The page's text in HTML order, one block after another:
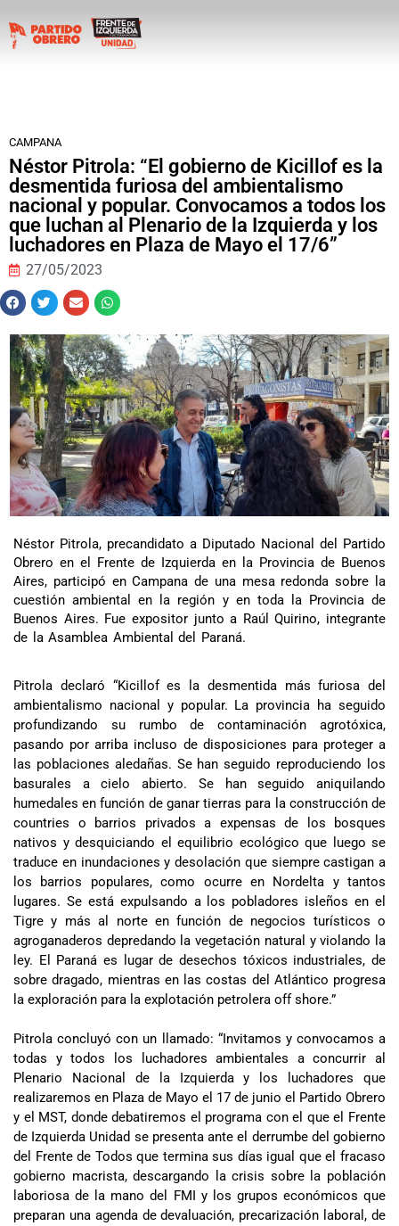
CAMPANA
Néstor Pitrola: “El gobierno de Kicillof es la
desmentida furiosa del ambientalismo
nacional y popular. Convocamos a todos los
que luchan al Plenario de la Izquierda y los
luchadores en Plaza de Mayo el 17/6”
27/05/2023
Néstor Pitrola, precandidato a Diputado Nacional del Partido
Obrero en el Frente de Izquierda en la Provincia de Buenos
Aires, participó en Campana de una mesa redonda sobre la
cuestión ambiental en la región y en toda la Provincia de
Buenos Aires. Fue expositor junto a Raúl Quirino, integrante
de la Asamblea Ambiental del Paraná.
Pitrola declaró “Kicillof es la desmentida más furiosa del
ambientalismo nacional y popular. La provincia ha seguido
profundizando su rumbo de contaminación agrotóxica,
pasando por arriba incluso de disposiciones para proteger a
las poblaciones aledañas. Se han seguido reproduciendo los
basurales a cielo abierto. Se han seguido aniquilando
humedales en función de ganar tierras para la construcción de
countries o barrios privados a expensas de los bosques
nativos y desquiciando el equilibrio ecológico que luego se
traduce en inundaciones y desolación que siempre castigan a
los barrios populares, como ocurre en Nordelta y tantos
lugares. Se está expulsando a los pobladores isleños en el
Tigre y más al norte en función de negocios turísticos o
agroganaderos depredando la vegetación natural y violando la
ley. El Paraná es lugar de desechos tóxicos industriales, de
sobre dragado, mientras en las costas del Atlántico progresa
la exploración para la explotación petrolera off shore.”
Pitrola concluyó con un llamado: “Invitamos y convocamos a
todas y todos los luchadores ambientales a concurrir al
Plenario Nacional de la Izquierda y los luchadores que
realizaremos en Plaza de Mayo el 17 de junio el Partido Obrero
y el MST, donde debatiremos el programa con el que el Frente
de Izquierda Unidad se presenta ante el derrumbe del gobierno
del Frente de Todos que termina sus días igual que el fracaso
gobierno macrista, descargando la crisis sobre la población
laboriosa de la mano del FMI y los grupos económicos que
preparan una agenda de devaluación, precarización laboral, de